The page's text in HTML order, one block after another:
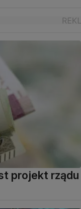
projekt rządu